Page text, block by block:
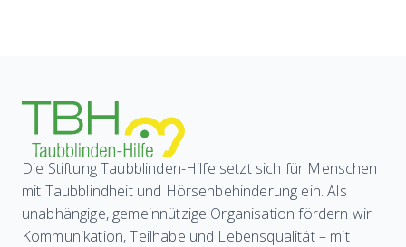
Die Stiftung Taubblinden-Hilfe setzt sich für Menschen
mit Taubblindheit und Hörsehbehinderung ein. Als
unabhängige, gemeinnützige Organisation fördern wir
Kommunikation, Teilhabe und Lebensqualität – mit